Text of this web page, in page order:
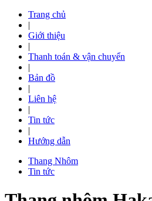
Trang chủ
|
Giới thiệu
|
Thanh toán & vận chuyển
|
Bản đồ
|
Liên hệ
|
Tin tức
|
Hướng dẫn
Thang Nhôm
Tin tức